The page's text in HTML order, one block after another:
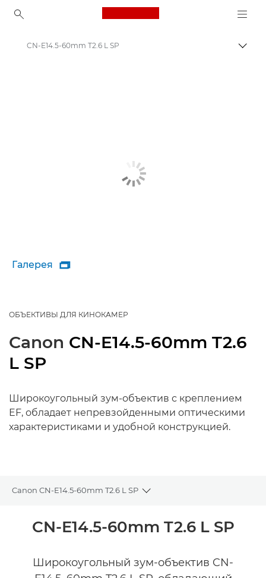
Canon Logo, back to
CN-E14.5-60mm T2.6 L SP
Галерея 
ОБЪЕКТИВЫ ДЛЯ КИНОКАМЕР
Canon CN-E14.5-60mm T2.6
L SP
Широкоугольный зум-объектив с креплением
EF, обладает непревзойденными оптическими
характеристиками и удобной конструкцией.
Canon CN-E14.5-60mm T2.6 L SP
Toggle breadcrumbs
Общая информация
CN-E14.5-60mm T2.6 L SP
Широкоугольный зум-объектив CN-